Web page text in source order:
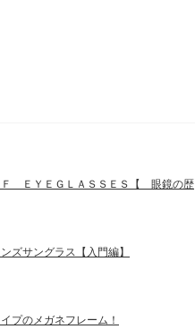
ＥＹＥＧＬＡＳＳＥＳ【 眼鏡の歴
ズサングラス【入門編】
プのメガネフレーム！